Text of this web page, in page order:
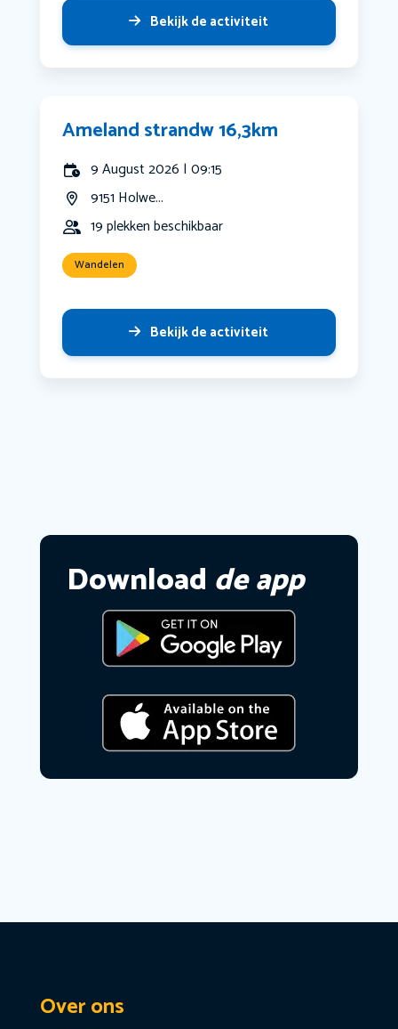
Bekijk de activiteit
Ameland strandw 16,3km
9 August 2026 | 09:15
9151 Holwe...
19 plekken beschikbaar
Wandelen
Bekijk de activiteit
Download de app
Over ons